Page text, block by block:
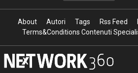
About Autori Tags Rss Feed
Terms&Conditions Contenuti